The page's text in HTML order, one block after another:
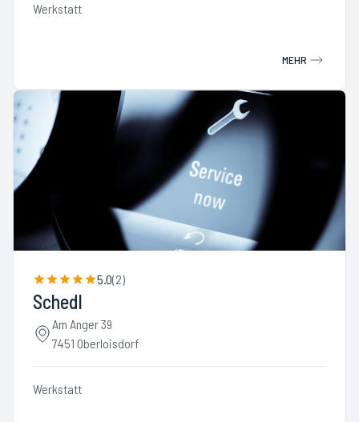
Werkstatt
MEHR
5.0(2)
Schedl
Am Anger 39
7451 Oberloisdorf
Werkstatt